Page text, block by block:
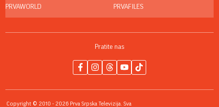
PRVAWORLD PRVAFILES
Pratite nas
Copyright © 2010 - 2026 Prva Srpska Televizija. Sva